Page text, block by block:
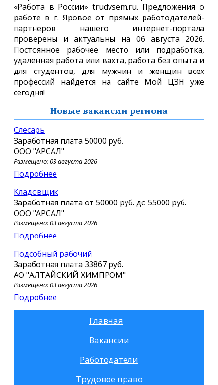
«Работа в России» trudvsem.ru. Предложения о
работе в г. Яровое от прямых работодателей-
партнеров нашего интернет-портала
проверены и актуальны на 06 августа 2026.
Постоянное рабочее место или подработка,
удаленная работа или вахта, работа без опыта и
для студентов, для мужчин и женщин всех
профессий найдется на сайте Мой ЦЗН уже
сегодня!
Новые вакансии региона
Слесарь
Заработная плата 50000 руб.
ООО "АРСАЛ"
Размещено: 03 августа 2026
Подробнее
Кладовщик
Заработная плата от 50000 руб. до 55000 руб.
ООО "АРСАЛ"
Размещено: 03 августа 2026
Подробнее
Подсобный рабочий
Заработная плата 33867 руб.
АО "АЛТАЙСКИЙ ХИМПРОМ"
Размещено: 03 августа 2026
Подробнее
Главная
Вакансии
Работодатели
Трудовое право